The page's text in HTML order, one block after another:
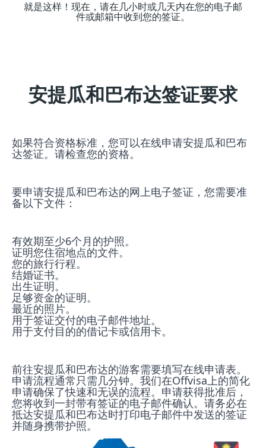
就是这样！现在，请在几小时或几天内在您的电子邮
件或邮箱中收到您的签证。
安提瓜和巴布达签证要求
如果符合资格标准，您可以在线申请安提瓜和巴布
达签证。请检查您的资格。
要申请安提瓜和巴布达的网上电子签证，您需要准
备以下文件：
有效期至少6个月的护照。
证明您住宿地点的文件。
您的旅行行程。
结婚证书。
出生证明。
足够资金的证明。
最近的照片。
用于签证交付的电子邮件地址。
用于支付目的的借记卡或信用卡。
前往安提瓜和巴布达的游客需要填写在线申请表。
申请流程通常只需几分钟。我们在Offvisa上的简化
申请确保了快速和无误的流程。申请获得批准后，
您将收到一封带有签证的电子邮件确认。请务必在
抵达安提瓜和巴布达时打印电子邮件中发送的签证
并随身携带护照。